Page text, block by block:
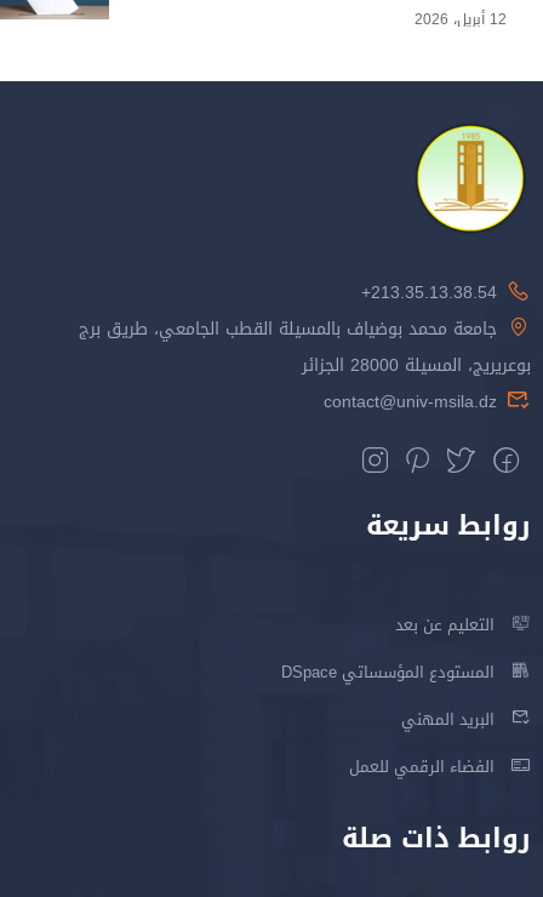
12 أبريل، 2026
213.35.13.38.54+
جامعة محمد بوضياف بالمسيلة القطب الجامعي، طريق برج
بوعريريج، المسيلة 28000 الجزائر
contact@univ-msila.dz
روابط سريعة
التعليم عن بعد
المستودع المؤسساتي DSpace
البريد المهني
الفضاء الرقمي للعمل
روابط ذات صلة